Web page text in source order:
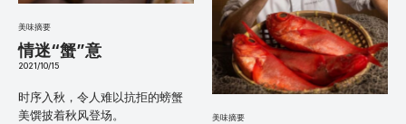
美味摘要
情迷“蟹”意
2021/10/15
时序入秋，令人难以抗拒的螃蟹
美馔披着秋风登场。
美味摘要